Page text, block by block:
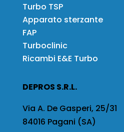
Turbo TSP
Apparato sterzante
FAP
Turboclinic
Ricambi E&E Turbo
DEPROS S.R.L.
Via A. De Gasperi, 25/31
84016 Pagani (SA)